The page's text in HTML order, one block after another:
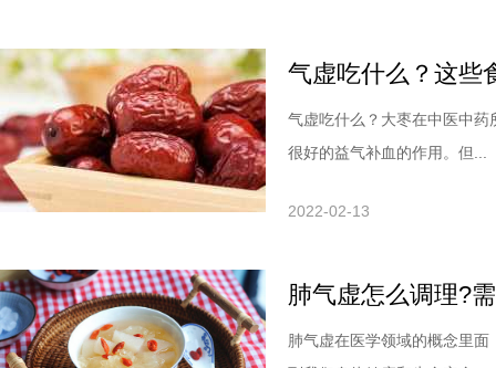
气虚吃什么？这些
气虚吃什么？大枣在中医中
很好的益气补血的作用。但...
2022-02-13
肺气虚怎么调理?
肺气虚在医学领域的概念里